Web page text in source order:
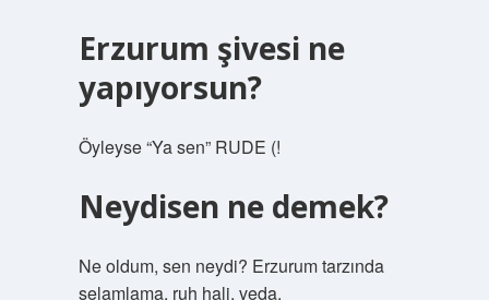
Erzurum şivesi ne
yapıyorsun?
Öyleyse “Ya sen” RUDE (!
Neydisen ne demek?
Ne oldum, sen neydi? Erzurum tarzında
selamlama, ruh hali, veda.